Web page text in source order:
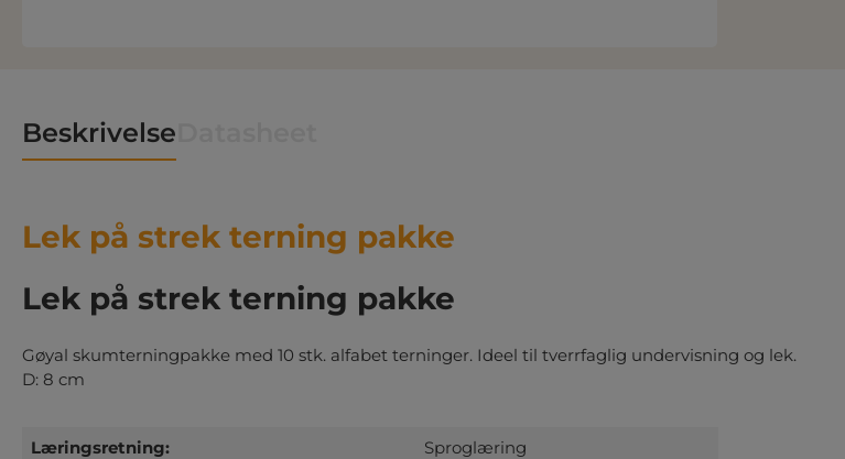
Beskrivelse
Lek på strek terning pakke
Lek på strek terning pakke
Gøyal skumterningpakke med 10 stk. alfabet terninger. Ideel til tverrfaglig undervisning og lek.
D: 8 cm
Læringsretning: Sproglæring